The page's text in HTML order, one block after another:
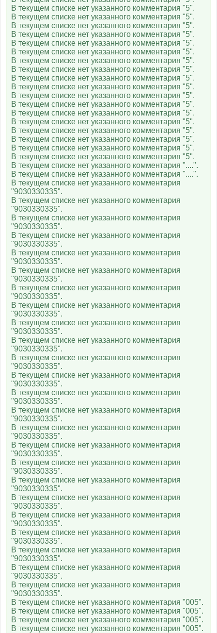
В текущем списке нет указанного комментария "5".
В текущем списке нет указанного комментария "5".
В текущем списке нет указанного комментария "5".
В текущем списке нет указанного комментария "5".
В текущем списке нет указанного комментария "5".
В текущем списке нет указанного комментария "5".
В текущем списке нет указанного комментария "5".
В текущем списке нет указанного комментария "5".
В текущем списке нет указанного комментария "5".
В текущем списке нет указанного комментария "5".
В текущем списке нет указанного комментария "5".
В текущем списке нет указанного комментария "5".
В текущем списке нет указанного комментария "5".
В текущем списке нет указанного комментария "5".
В текущем списке нет указанного комментария "5".
В текущем списке нет указанного комментария "5".
В текущем списке нет указанного комментария "5".
В текущем списке нет указанного комментария "5".
В текущем списке нет указанного комментария "....".
В текущем списке нет указанного комментария "....".
В текущем списке нет указанного комментария
"9030330335".
В текущем списке нет указанного комментария
"9030330335".
В текущем списке нет указанного комментария
"9030330335".
В текущем списке нет указанного комментария
"9030330335".
В текущем списке нет указанного комментария
"9030330335".
В текущем списке нет указанного комментария
"9030330335".
В текущем списке нет указанного комментария
"9030330335".
В текущем списке нет указанного комментария
"9030330335".
В текущем списке нет указанного комментария
"9030330335".
В текущем списке нет указанного комментария
"9030330335".
В текущем списке нет указанного комментария
"9030330335".
В текущем списке нет указанного комментария
"9030330335".
В текущем списке нет указанного комментария
"9030330335".
В текущем списке нет указанного комментария
"9030330335".
В текущем списке нет указанного комментария
"9030330335".
В текущем списке нет указанного комментария
"9030330335".
В текущем списке нет указанного комментария
"9030330335".
В текущем списке нет указанного комментария
"9030330335".
В текущем списке нет указанного комментария
"9030330335".
В текущем списке нет указанного комментария
"9030330335".
В текущем списке нет указанного комментария
"9030330335".
В текущем списке нет указанного комментария
"9030330335".
В текущем списке нет указанного комментария
"9030330335".
В текущем списке нет указанного комментария
"9030330335".
В текущем списке нет указанного комментария "005".
В текущем списке нет указанного комментария "005".
В текущем списке нет указанного комментария "005".
В текущем списке нет указанного комментария "005".